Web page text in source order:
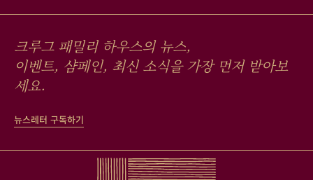
크루그 패밀리 하우스의 뉴스,
이벤트, 샴페인, 최신 소식을 가장 먼저 받아보
세요.
뉴스레터 구독하기